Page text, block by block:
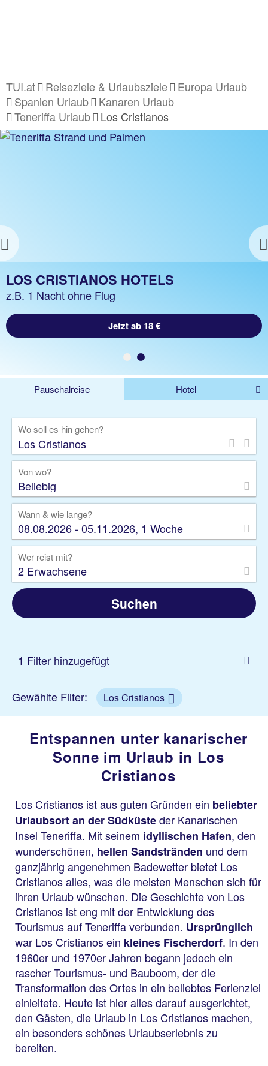
TUI.at Reiseziele & Urlaubsziele
Europa Urlaub
Spanien Urlaub
Kanaren Urlaub
Teneriffa Urlaub
Los Cristianos
Previous
LOS CRISTIANOS URLAUB
z.B. 1 Woche Hotel inkl. Flug
Jetzt ab 1013 €
LOS CRISTIANOS HOTELS
z.B. 1 Nacht ohne Flug
Jetzt ab 18 €
Pauschalreise
Hotel
Rundreise
Kreuzfahrt
Gruppenreise
Camper Privattransfer
Wo soll es hin gehen?
Von wo?
Beliebig
Wann & wie lange?
08.08.2026 - 05.11.2026, 1 Woche
Wer reist mit?
2 Erwachsene
Suchen
1 Filter hinzugefügt
Gewählte Filter: Los Cristianos
Entspannen unter kanarischer
Sonne im Urlaub in Los
Cristianos
Los Cristianos ist aus guten Gründen ein beliebter
Urlaubsort an der Südküsteder Kanarischen
Insel Teneriffa. Mit seinem idyllischen Hafen, den
wunderschönen, hellen Sandstränden und dem
ganzjährig angenehmen Badewetter bietet Los
Cristianos alles, was die meisten Menschen sich für
ihren Urlaub wünschen. Die Geschichte von Los
Cristianos ist eng mit der Entwicklung des
Tourismus auf Teneriffa verbunden. Ursprünglich
war Los Cristianos ein kleines Fischerdorf. In den
1960er und 1970er Jahren begann jedoch ein
rascher Tourismus- und Bauboom, der die
Transformation des Ortes in ein beliebtes Ferienziel
einleitete. Heute ist hier alles darauf ausgerichtet,
den Gästen, die Urlaub in Los Cristianos machen,
ein besonders schönes Urlaubserlebnis zu
bereiten.